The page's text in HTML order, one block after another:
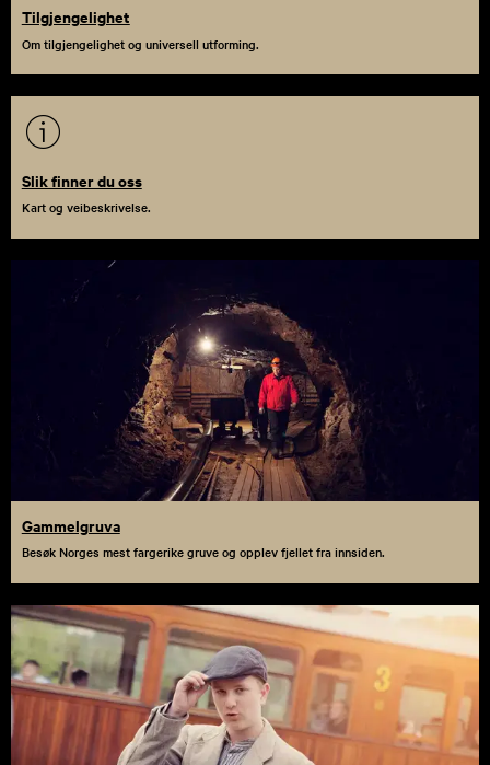
Tilgjengelighet
Om tilgjengelighet og universell utforming.
Slik finner du oss
Kart og veibeskrivelse.
Gammelgruva
Besøk Norges mest fargerike gruve og opplev fjellet fra innsiden.